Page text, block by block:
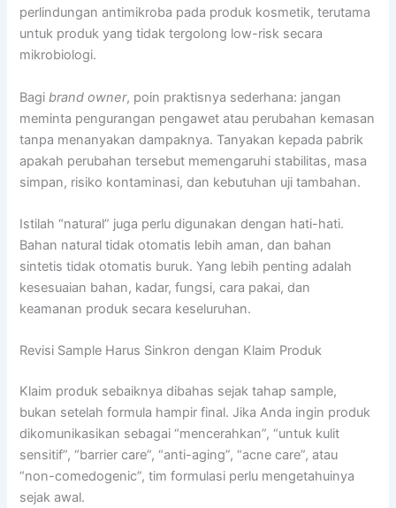
perlindungan antimikroba pada produk kosmetik, terutama
untuk produk yang tidak tergolong low-risk secara
mikrobiologi.
Bagibrand owner, poin praktisnya sederhana: jangan
meminta pengurangan pengawet atau perubahan kemasan
tanpa menanyakan dampaknya. Tanyakan kepada pabrik
apakah perubahan tersebut memengaruhi stabilitas, masa
simpan, risiko kontaminasi, dan kebutuhan uji tambahan.
Istilah “natural” juga perlu digunakan dengan hati-hati.
Bahan natural tidak otomatis lebih aman, dan bahan
sintetis tidak otomatis buruk. Yang lebih penting adalah
kesesuaian bahan, kadar, fungsi, cara pakai, dan
keamanan produk secara keseluruhan.
Revisi Sample Harus Sinkron dengan Klaim Produk
Klaim produk sebaiknya dibahas sejak tahap sample,
bukan setelah formula hampir final. Jika Anda ingin produk
dikomunikasikan sebagai “mencerahkan”, “untuk kulit
sensitif”, “barrier care”, “anti-aging”, “acne care”, atau
“non-comedogenic”, tim formulasi perlu mengetahuinya
sejak awal.